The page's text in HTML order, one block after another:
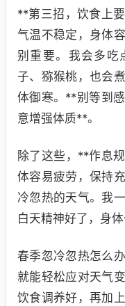
**第三招，饮食上
气温不稳定，身体
别重要。我会多吃
子、猕猴桃，也会
体御寒。**别等到
意增强体质**。
除了这些，**作息
体容易疲劳，保持
冷忽热的天气。我
白天精神好了，身体
春季忽冷忽热怎么
就能轻松应对天气
饮食调养好，再加